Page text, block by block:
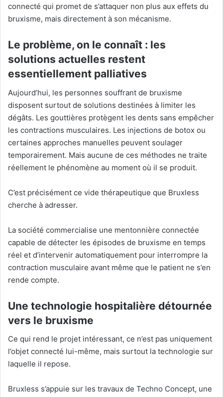
connecté qui promet de s’attaquer non plus aux effets du
bruxisme, mais directement à son mécanisme.
Le problème, on le connaît : les
solutions actuelles restent
essentiellement palliatives
Aujourd’hui, les personnes souffrant de bruxisme
disposent surtout de solutions destinées à limiter les
dégâts. Les gouttières protègent les dents sans empêcher
les contractions musculaires. Les injections de botox ou
certaines approches manuelles peuvent soulager
temporairement. Mais aucune de ces méthodes ne traite
réellement le phénomène au moment où il se produit.
C’est précisément ce vide thérapeutique que Bruxless
cherche à adresser.
La société commercialise une mentonnière connectée
capable de détecter les épisodes de bruxisme en temps
réel et d’intervenir automatiquement pour interrompre la
contraction musculaire avant même que le patient ne s’en
rende compte.
Une technologie hospitalière détournée
vers le bruxisme
Ce qui rend le projet intéressant, ce n’est pas uniquement
l’objet connecté lui-même, mais surtout la technologie sur
laquelle il repose.
Bruxless s’appuie sur les travaux de Techno Concept, une